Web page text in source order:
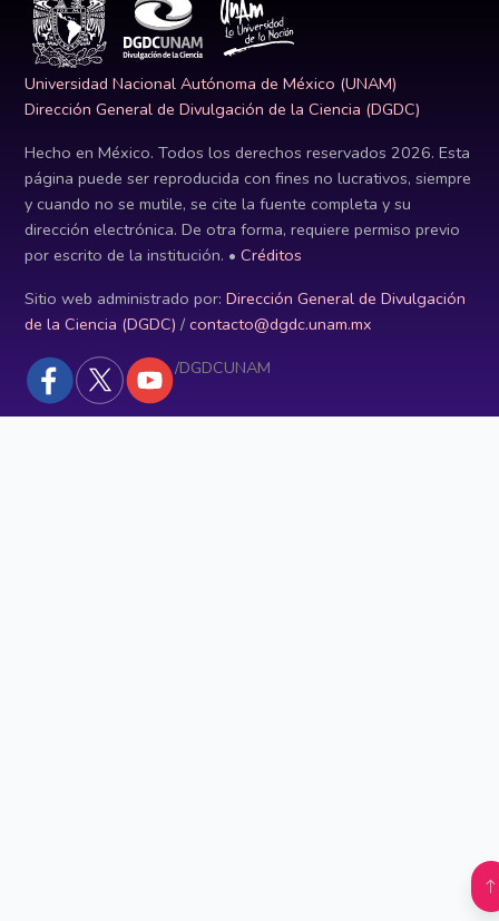
Universidad Nacional Autónoma de México (UNAM)
Dirección General de Divulgación de la Ciencia (DGDC)
Hecho en México. Todos los derechos reservados 2026. Esta
página puede ser reproducida con fines no lucrativos, siempre
y cuando no se mutile, se cite la fuente completa y su
dirección electrónica. De otra forma, requiere permiso previo
por escrito de la institución. • Créditos
Sitio web administrado por: Dirección General de Divulgación
de la Ciencia (DGDC) / contacto@dgdc.unam.mx
/DGDCUNAM